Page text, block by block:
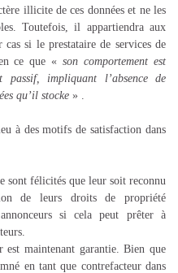
illicite de ces données et ne les
Toutefois, il appartiendra aux
cas si le prestataire de services de
ce que «son comportement est
passif, impliquant l’absence de
qu’il stocke » .
à des motifs de satisfaction dans
sont félicités que leur soit reconnu
de leurs droits de propriété
si cela peut prêter à
est maintenant garantie. Bien que
en tant que contrefacteur dans